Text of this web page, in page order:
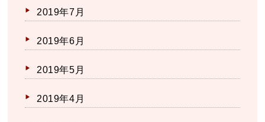
2019年7月
2019年6月
2019年5月
2019年4月